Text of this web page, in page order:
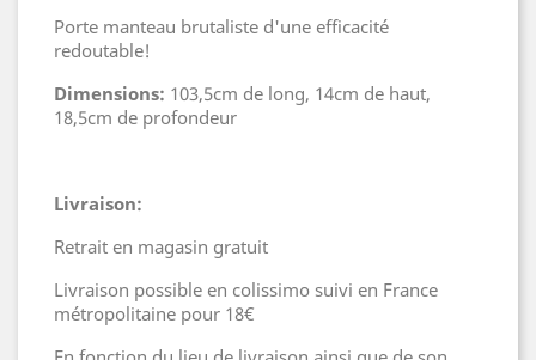
Porte manteau brutaliste d'une efficacité
redoutable!
Dimensions: 103,5cm de long, 14cm de haut,
18,5cm de profondeur
Livraison:
Retrait en magasin gratuit
Livraison possible en colissimo suivi en France
métropolitaine pour 18€